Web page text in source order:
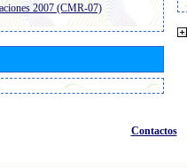
2007 (CMR-07)
Contactos